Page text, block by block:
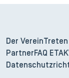
Der Verein
Partner FAQ ETAK